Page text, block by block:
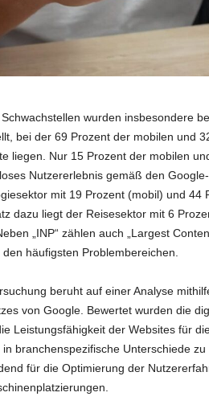
wurden insbesondere
bei der 69 Prozent der mobilen und
liegen. Nur 15 Prozent der mobilen
Nutzererlebnis gemäß den
mit 19 Prozent (mobil) und
dazu liegt der Reisesektor mit 6
„INP“ zählen auch „Largest
häufigsten Problembereichen.
beruht auf einer Analyse
von Google. Bewertet wurden die
Leistungsfähigkeit der Websites für
in branchenspezifische Unterschiede
für die Optimierung der